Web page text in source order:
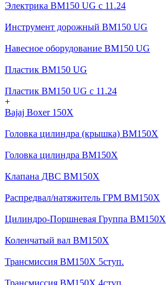
Электрика BM150 UG c 11.24
Инструмент дорожный BM150 UG
Навесное оборудование BM150 UG
Пластик BM150 UG
Пластик BM150 UG c 11.24
+
Bajaj Boxer 150X
Головка цилиндра (крышка) BM150X
Головка цилиндра BM150X
Клапана ДВС BM150X
Распредвал/натяжитель ГРМ BM150X
Цилиндро-Поршневая Группа BM150X
Коленчатый вал BM150X
Трансмиссия BM150X 5ступ.
Трансмиссия BM150X 4ступ.